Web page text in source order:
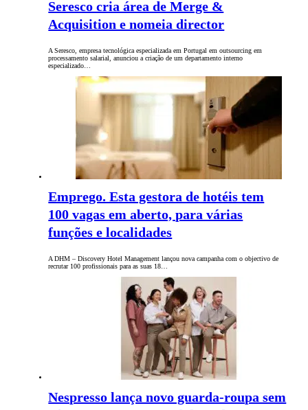
Seresco cria área de Merge &
Acquisition e nomeia director
A Seresco, empresa tecnológica especializada em Portugal em outsourcing em
processamento salarial, anunciou a criação de um departamento interno
especializado…
Emprego. Esta gestora de hotéis tem
100 vagas em aberto, para várias
funções e localidades
A DHM – Discovery Hotel Management lançou nova campanha com o objectivo de
recrutar 100 profissionais para as suas 18…
Nespresso lança novo guarda-roupa sem